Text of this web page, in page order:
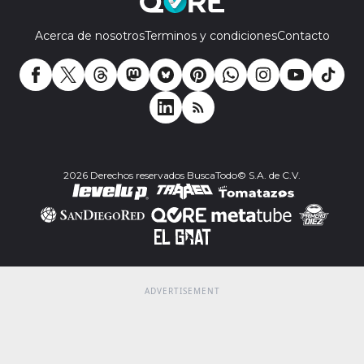
Acerca de nosotrosTerminos y condicionesContacto
2026 Derechos reservados BuscaTodo© S.A. de C.V.